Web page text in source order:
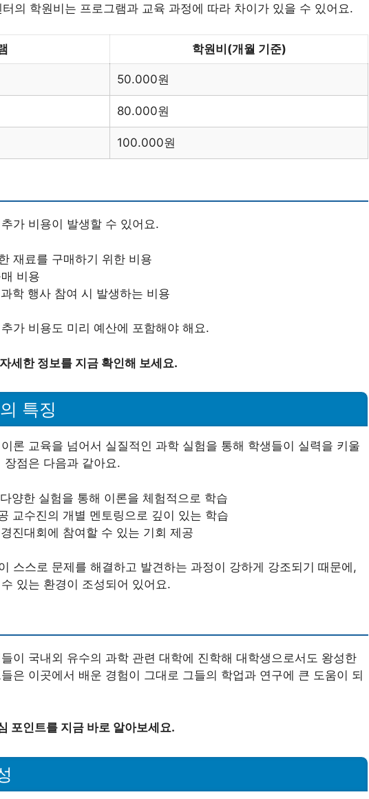
의 학원비는 프로그램과 교육 과정에 따라 차이가 있을 수 있어요.
학원비(개월 기준)
50.000원
80.000원
100.000원
가 비용이 발생할 수 있어요.
재료를 구매하기 위한 비용
비용
학 행사 참여 시 발생하는 비용
가 비용도 미리 예산에 포함해야 해요.
세한 정보를 지금 확인해 보세요.
특징
론 교육을 넘어서 실질적인 과학 실험을 통해 학생들이 실력을 키울
점은 다음과 같아요.
다양한 실험을 통해 이론을 체험적으로 학습
교수진의 개별 멘토링으로 깊이 있는 학습
진대회에 참여할 수 있는 기회 제공
스스로 문제를 해결하고 발견하는 과정이 강하게 강조되기 때문에,
있는 환경이 조성되어 있어요.
이 국내외 유수의 과학 관련 대학에 진학해 대학생으로서도 왕성한
은 이곳에서 배운 경험이 그대로 그들의 학업과 연구에 큰 도움이 되
포인트를 지금 바로 알아보세요.